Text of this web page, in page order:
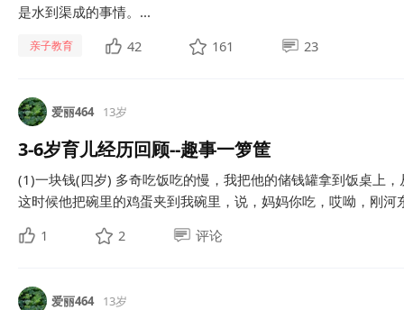
是水到渠成的事情。...
亲子教育 42 161 23
爱丽464 13岁
3-6岁育儿经历回顾--趣事一箩筐
(1)一块钱(四岁) 多奇吃饭吃的慢，我把他的储钱罐拿到饭桌上
这时候他把碗里的鸡蛋夹到我碗里，说，妈妈你吃，哎呦，刚河
1
2 评论
爱丽464 13岁